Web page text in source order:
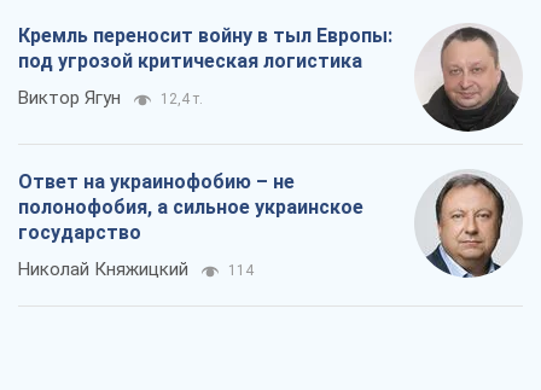
Кремль переносит войну в тыл Европы:
под угрозой критическая логистика
Виктор Ягун 12,4 т.
Ответ на украинофобию – не
полонофобия, а сильное украинское
государство
Николай Княжицкий 114